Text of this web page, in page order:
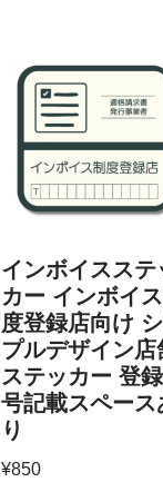
インボイスステ
カー インボイ
度登録店向け
プルデザイン店
ステッカー 登
号記載スペース
り
¥850